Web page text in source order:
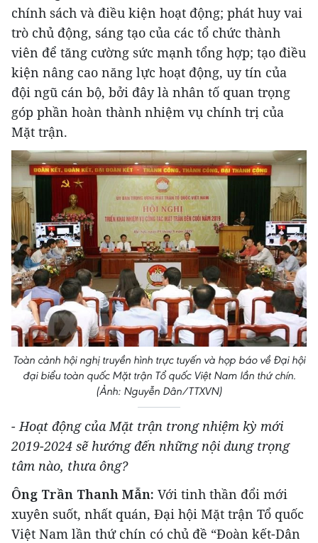
chính sách và điều kiện hoạt động; phát huy vai
trò chủ động, sáng tạo của các tổ chức thành
viên để tăng cường sức mạnh tổng hợp; tạo điều
kiện nâng cao năng lực hoạt động, uy tín của
đội ngũ cán bộ, bởi đây là nhân tố quan trọng
góp phần hoàn thành nhiệm vụ chính trị của
Mặt trận.
Toàn cảnh hội nghị truyền hình trực tuyến và họp báo về Đại hội
đại biểu toàn quốc Mặt trận Tổ quốc Việt Nam lần thứ chín.
(Ảnh: Nguyễn Dân/TTXVN)
- Hoạt động của Mặt trận trong nhiệm kỳ mới
2019-2024 sẽ hướng đến những nội dung trọng
tâm nào, thưa ông?
Ông Trần Thanh Mẫn: Với tinh thần đổi mới
xuyên suốt, nhất quán, Đại hội Mặt trận Tổ quốc
Việt Nam lần thứ chín có chủ đề “Đoàn kết-Dân